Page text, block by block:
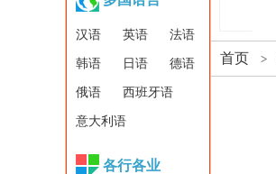
汉语 英语 法语
韩语 日语 德语
俄语 西班牙语
意大利语
各行各业
首页 >